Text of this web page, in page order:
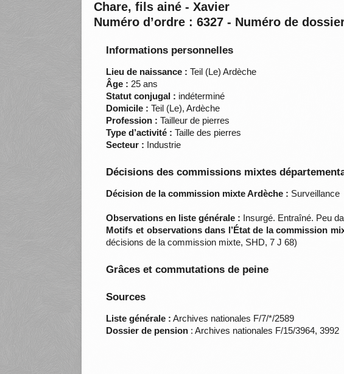
Chare, fils ainé - Xavier
Numéro d’ordre : 6327 - Numéro de
Informations personnelles
Lieu de naissance : Teil (Le) Ardèche
Âge : 25 ans
Statut conjugal : indéterminé
Domicile : Teil (Le), Ardèche
Profession : Tailleur de pierres
Type d’activité : Taille des pierres
Secteur : Industrie
Décisions des commissions mixtes
Décision de la commission mixte Ardèche : Surveillance
Observations en liste générale : Insurgé. Entraîné. Peu
Motifs et observations dans l’État de la commission
décisions de la commission mixte, SHD, 7 J 68)
Grâces et commutations de peine
Sources
Liste générale : Archives nationales F/7/*/2589
Dossier de pension : Archives nationales F/15/3964, 3992